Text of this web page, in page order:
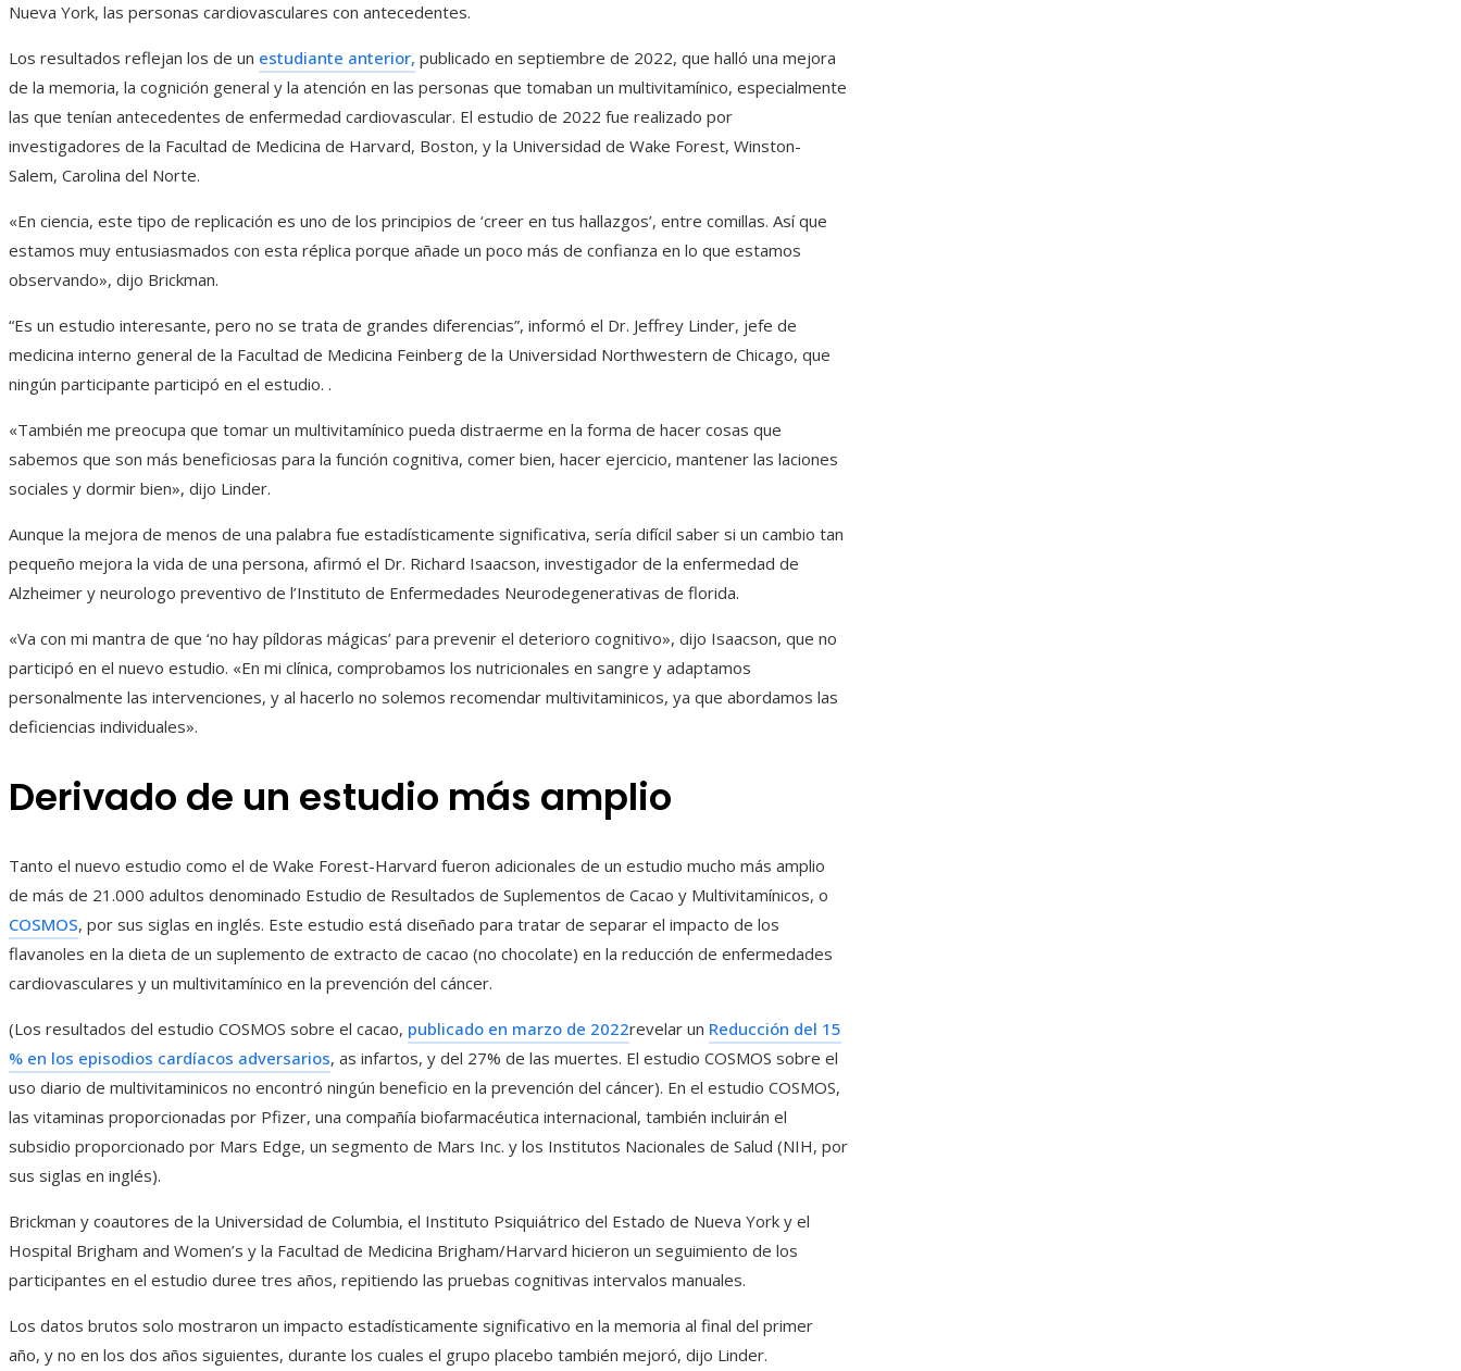
Nueva York, las personas cardiovasculares con antecedentes.
Los resultados reflejan los de un estudiante anterior, publicado en septiembre de 2022, que halló una mejora
de la memoria, la cognición general y la atención en las personas que tomaban un multivitamínico, especialmente
las que tenían antecedentes de enfermedad cardiovascular. El estudio de 2022 fue realizado por
investigadores de la Facultad de Medicina de Harvard, Boston, y la Universidad de Wake Forest, Winston-
Salem, Carolina del Norte.
«En ciencia, este tipo de replicación es uno de los principios de ‘creer en tus hallazgos’, entre comillas. Así que
estamos muy entusiasmados con esta réplica porque añade un poco más de confianza en lo que estamos
observando», dijo Brickman.
“Es un estudio interesante, pero no se trata de grandes diferencias”, informó el Dr. Jeffrey Linder, jefe de
medicina interno general de la Facultad de Medicina Feinberg de la Universidad Northwestern de Chicago, que
ningún participante participó en el estudio. .
«También me preocupa que tomar un multivitamínico pueda distraerme en la forma de hacer cosas que
sabemos que son más beneficiosas para la función cognitiva, comer bien, hacer ejercicio, mantener las laciones
sociales y dormir bien», dijo Linder.
Aunque la mejora de menos de una palabra fue estadísticamente significativa, sería difícil saber si un cambio tan
pequeño mejora la vida de una persona, afirmó el Dr. Richard Isaacson, investigador de la enfermedad de
Alzheimer y neurologo preventivo de l’Instituto de Enfermedades Neurodegenerativas de florida.
«Va con mi mantra de que ‘no hay píldoras mágicas’ para prevenir el deterioro cognitivo», dijo Isaacson, que no
participó en el nuevo estudio. «En mi clínica, comprobamos los nutricionales en sangre y adaptamos
personalmente las intervenciones, y al hacerlo no solemos recomendar multivitaminicos, ya que abordamos las
deficiencias individuales».
Derivado de un estudio más amplio
Tanto el nuevo estudio como el de Wake Forest-Harvard fueron adicionales de un estudio mucho más amplio
de más de 21.000 adultos denominado Estudio de Resultados de Suplementos de Cacao y Multivitamínicos, o
COSMOS, por sus siglas en inglés. Este estudio está diseñado para tratar de separar el impacto de los
flavanoles en la dieta de un suplemento de extracto de cacao (no chocolate) en la reducción de enfermedades
cardiovasculares y un multivitamínico en la prevención del cáncer.
(Los resultados del estudio COSMOS sobre el cacao, publicado en marzo de 2022revelar un Reducción del 15
% en los episodios cardíacos adversarios, as infartos, y del 27% de las muertes. El estudio COSMOS sobre el
uso diario de multivitaminicos no encontró ningún beneficio en la prevención del cáncer). En el estudio COSMOS,
las vitaminas proporcionadas por Pfizer, una compañía biofarmacéutica internacional, también incluirán el
subsidio proporcionado por Mars Edge, un segmento de Mars Inc. y los Institutos Nacionales de Salud (NIH, por
sus siglas en inglés).
Brickman y coautores de la Universidad de Columbia, el Instituto Psiquiátrico del Estado de Nueva York y el
Hospital Brigham and Women’s y la Facultad de Medicina Brigham/Harvard hicieron un seguimiento de los
participantes en el estudio duree tres años, repitiendo las pruebas cognitivas intervalos manuales.
Los datos brutos solo mostraron un impacto estadísticamente significativo en la memoria al final del primer
año, y no en los dos años siguientes, durante los cuales el grupo placebo también mejoró, dijo Linder.